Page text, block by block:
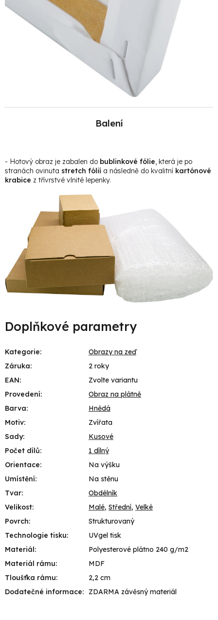
Balení
- Hotový obraz je zabalen do bublinkové fólie, která je po
stranách ovinuta stretch fólií a následně do kvalitní kartónové
krabice z třívrstvé vlnité lepenky.
Doplňkové parametry
Kategorie:
Obrazy na zeď
Záruka:
2 roky
EAN:
Zvolte variantu
Provedení:
Obraz na plátně
Barva:
Hnědá
Motiv:
Zvířata
Sady:
Kusové
Počet dílů:
1 dílný
Orientace:
Na výšku
Umístění:
Na stěnu
Tvar:
Obdélník
Velikost: Malé, Střední, Velké
Povrch:
Strukturovaný
Technologie tisku:
UVgel tisk
Materiál:
Polyesterové plátno 240 g/m2
Materiál rámu:
MDF
Tloušťka rámu:
2,2 cm
Dodatečné informace: ZDARMA závěsný materiál